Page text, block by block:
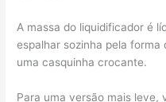
A massa do liquidificador é
espalhar sozinha pela
uma casquinha crocante.
Para uma versão mais leve,